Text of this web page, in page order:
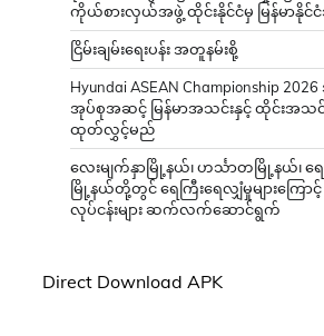
ကိုယ်စားလှယ်အဖွဲ့ ထိုင်းနိုင်ငံမှ မြန်မာနို
ငြိမ်းချမ်းရေးပန်း အတူနမ်းစို့
Hyundai ASEAN Championship
အုပ်စုအဆင့် မြန်မာအသင်းနှင့် ထိုင်းအ
ထုတ်လွှင့်မည်
လေးမျက်နှာမြို့နယ်၊ ဟင်္သာတမြို့နယ်၊ ရ
မြို့နယ်တို့တွင် ရေကြီးရေလျှံမှုများကြ
လုပ်ငန်းများ ဆက်လက်ဆောင်ရွက်
Direct Download APK